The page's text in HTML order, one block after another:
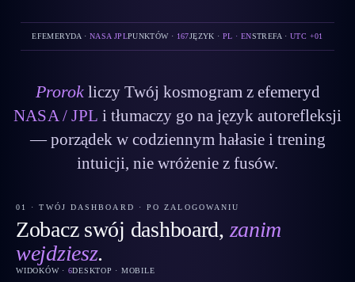
EFEMERYDA · NASA JPLPUNKTÓW · 167JĘZYK · PL · ENSTREFA ·UTC +01
Prorokliczy Twój kosmogram z efemeryd
NASA / JPL i tłumaczy go na język autorefleksji
— porządek w codziennym hałasie i trening
intuicji, nie wróżenie z fusów.
01 · TWÓJ DASHBOARD · PO ZALOGOWANIU
Zobacz swój dashboard, zanim
wejdziesz.
WIDOKÓW · 6DESKTOP · MOBILE